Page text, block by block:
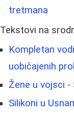
tretmana
Tekstovi na
Kompletan
uobičajenih
Žene u vojsci -
Silikoni u